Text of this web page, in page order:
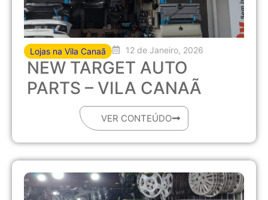
Lojas na Vila Canaã 12 de Janeiro, 2026
NEW TARGET AUTO
PARTS – VILA CANAÃ
VER CONTEÚDO